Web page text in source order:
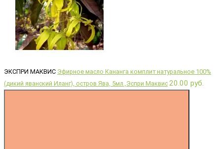
ЭКСПРИ МАКВИС Эфирное масло Кананга комплит натуральное 100%
(дикий яванский Иланг), остров Ява, 5мл.,Эспри Маквис 20.00 руб.